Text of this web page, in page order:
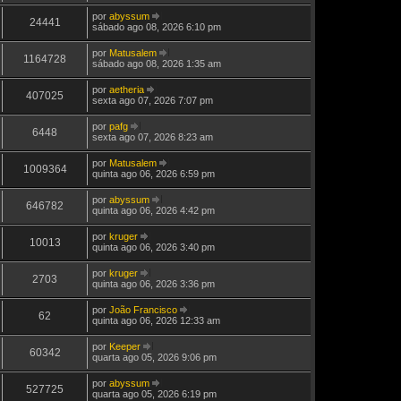
ú
t
a
M
e
s
a
e
a
a
ú
l
t
a
M
e
s
a
g
e
24441 por abyssum
V
a
a
ú
t
a
M
e
n
s
a
e
sábado ago 08, 2026 6:10 pm
1164728 por Matusalem
V
a
ú
t
a
M
e
s
a
e
sábado ago 08, 2026 1:35 am
407025 por aetheria
V
a
ú
t
m
a
M
e
s
a
e
sexta ago 07, 2026 7:07 pm
6448 por pafg
V
a
a
ú
l
t
m
a
M
e
n
s
a
g
e
sexta ago 07, 2026 8:23 am
1009364 por Matusalem
V
a
ú
t
a
M
e
n
s
a
e
quinta ago 06, 2026 6:59 pm
646782 por abyssum
V
a
ú
t
a
M
e
s
a
e
quinta ago 06, 2026 4:42 pm
10013 por kruger
V
e
a
ú
l
a
M
e
n
s
quinta ago 06, 2026 3:40 pm
2703 por kruger
V
e
a
a
ú
t
m
a
quinta ago 06, 2026 3:36 pm
62 por João Francisco
V
a
ú
t
quinta ago 06, 2026 12:33 am
60342 por Keeper
V
e
a
a
quarta ago 05, 2026 9:06 pm
527725 por abyssum
V
quarta ago 05, 2026 6:19 pm